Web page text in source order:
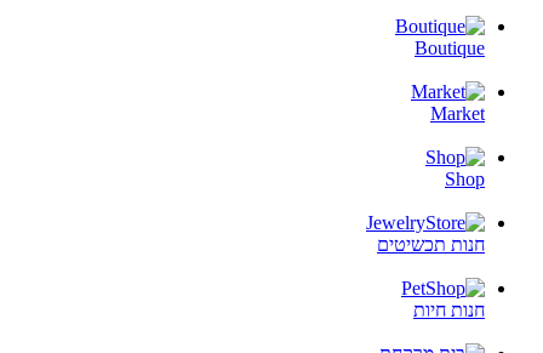
Boutique
Market
Shop
חנות תכשיטים
חנות חיות